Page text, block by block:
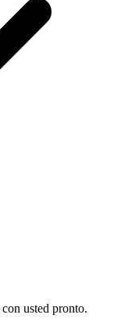
usted pronto.